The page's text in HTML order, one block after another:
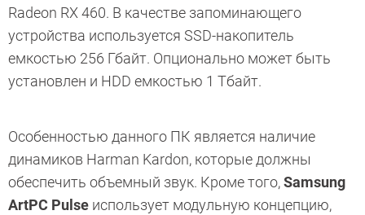
Radeon RX 460. В качестве запоминающего
устройства используется SSD-накопитель
емкостью 256 Гбайт. Опционально может быть
установлен и HDD емкостью 1 Тбайт.
Особенностью данного ПК является наличие
динамиков Harman Kardon, которые должны
обеспечить объемный звук. Кроме того,Samsung
ArtPC Pulse использует модульную концепцию,